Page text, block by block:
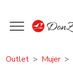
Outlet Mujer